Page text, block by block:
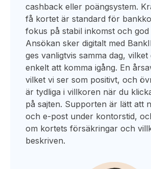
cashback eller poängsystem.
få kortet är standard för
fokus på stabil inkomst och
Ansökan sker digitalt med
ges vanligtvis samma dag,
enkelt att komma igång. En
vilket vi ser som positivt, och
är tydliga i villkoren när du
på sajten. Supporten är lätt att
och e-post under kontorstid,
om kortets försäkringar och
beskriven.